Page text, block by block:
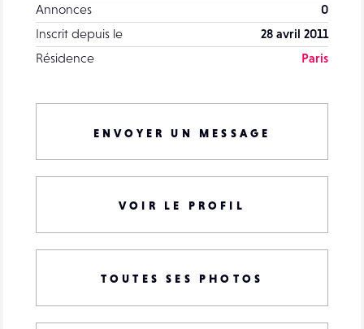
Annonces
0
Inscrit depuis le
28 avril 2011
Résidence
Paris
ENVOYER UN MESSAGE
VOIR LE PROFIL
TOUTES SES PHOTOS